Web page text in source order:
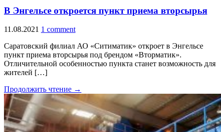
В Энгельсе откроется пункт приема вторсырья
11.08.2021 1 comment
Саратовский филиал АО «Ситиматик» откроет в Энгельсе
пункт приема вторсырья под брендом «Вторматик».
Отличительной особенностью пункта станет возможность для
жителей […]
Продолжить чтение →